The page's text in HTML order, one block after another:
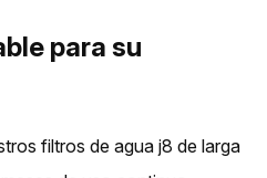
para su
filtros de agua j8 de larga